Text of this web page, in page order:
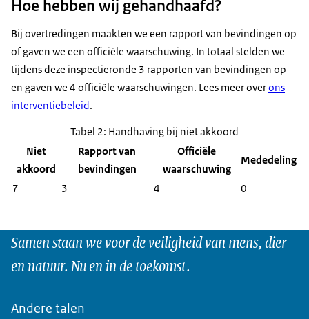
Hoe hebben wij gehandhaafd?
Bij overtredingen maakten we een rapport van bevindingen op
of gaven we een officiële waarschuwing. In totaal stelden we
tijdens deze inspectieronde 3 rapporten van bevindingen op
en gaven we 4 officiële waarschuwingen. Lees meer overons
interventiebeleid.
Tabel 2: Handhaving bij niet akkoord
Niet
akkoord
Rapport van
bevindingen
Officiële
waarschuwing
Mededeling
7 3 4 0
Samen staan we voor de veiligheid van mens, dier
en natuur. Nu en in de toekomst.
Andere talen